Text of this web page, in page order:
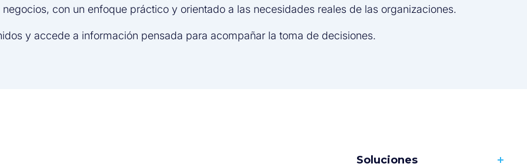
con un enfoque práctico y orientado a las necesidades reales de las organizaciones.
y accede a información pensada para acompañar la toma de decisiones.
Soluciones